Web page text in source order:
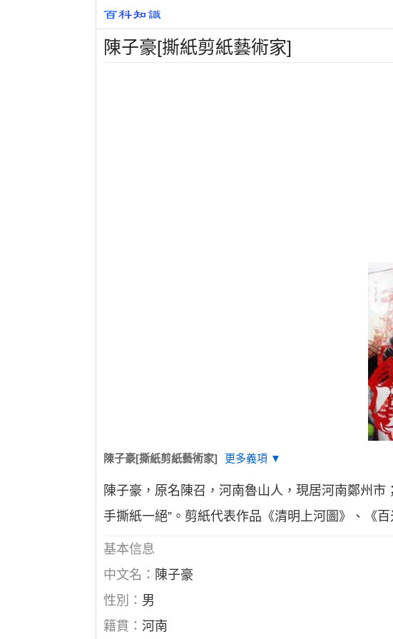
陳子豪[撕紙剪紙藝術家]
陳子豪[撕紙剪紙藝術家] 更多義項 ▼
陳子豪，原名陳召，河南魯山人，現居河南鄭州市
手撕紙一絕”。剪紙代表作品《清明上河圖》、《
基本信息
中文名： 陳子豪
性別： 男
籍貫：河南